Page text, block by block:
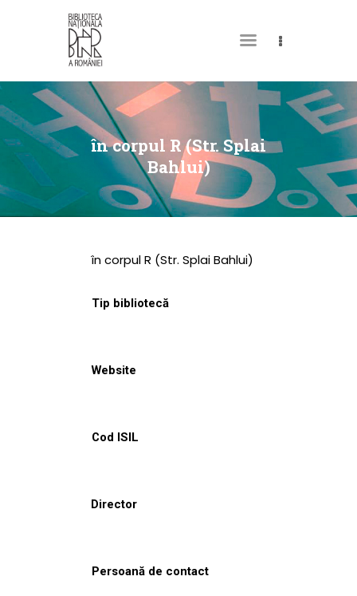
în corpul R (Str. Splai
Bahlui)
DESPRE NOI
PERMISUL MEU DE
BIBLIOTECĂ
CATALOAGE ȘI
COLECȚII
EVENIMENTE
CULTURALE
în corpul R (Str. Splai Bahlui)
Tip bibliotecă
Website
Cod ISIL
Director
Persoană de contact